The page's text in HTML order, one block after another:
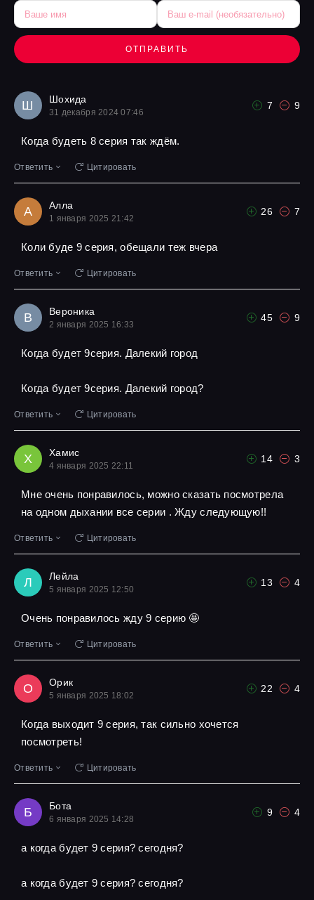
ОТПРАВИТЬ
Ш Шохида
31 декабря 2024 07:46
7 9
Когда будеть 8 серия так ждём.
Ответить Цитировать
А Алла
1 января 2025 21:42
26 7
Коли буде 9 серия, обещали теж вчера
Ответить Цитировать
В Вероника
2 января 2025 16:33
45 9
Когда будет 9серия. Далекий город
Когда будет 9серия. Далекий город?
Ответить Цитировать
Х Хамис
4 января 2025 22:11
14 3
Мне очень понравилось, можно сказать посмотрела
на одном дыхании все серии . Жду следующую!!
Ответить Цитировать
Л Лейла
5 января 2025 12:50
13 4
Очень понравилось жду 9 серию 🤩
Ответить Цитировать
О Орик
5 января 2025 18:02
22 4
Когда выходит 9 серия, так сильно хочется
посмотреть!
Ответить Цитировать
Б Бота
6 января 2025 14:28
9 4
а когда будет 9 серия? сегодня?
а когда будет 9 серия? сегодня?